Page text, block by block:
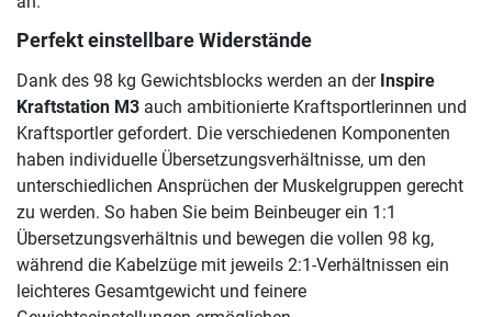
Perfekt einstellbare Widerstände
Dank des 98 kg Gewichtsblocks werden an der Inspire
Kraftstation M3 auch ambitionierte Kraftsportlerinnen und
Kraftsportler gefordert. Die verschiedenen Komponenten
haben individuelle Übersetzungsverhältnisse, um den
unterschiedlichen Ansprüchen der Muskelgruppen gerecht
zu werden. So haben Sie beim Beinbeuger ein 1:1
Übersetzungsverhältnis und bewegen die vollen 98 kg,
während die Kabelzüge mit jeweils 2:1-Verhältnissen ein
leichteres Gesamtgewicht und feinere